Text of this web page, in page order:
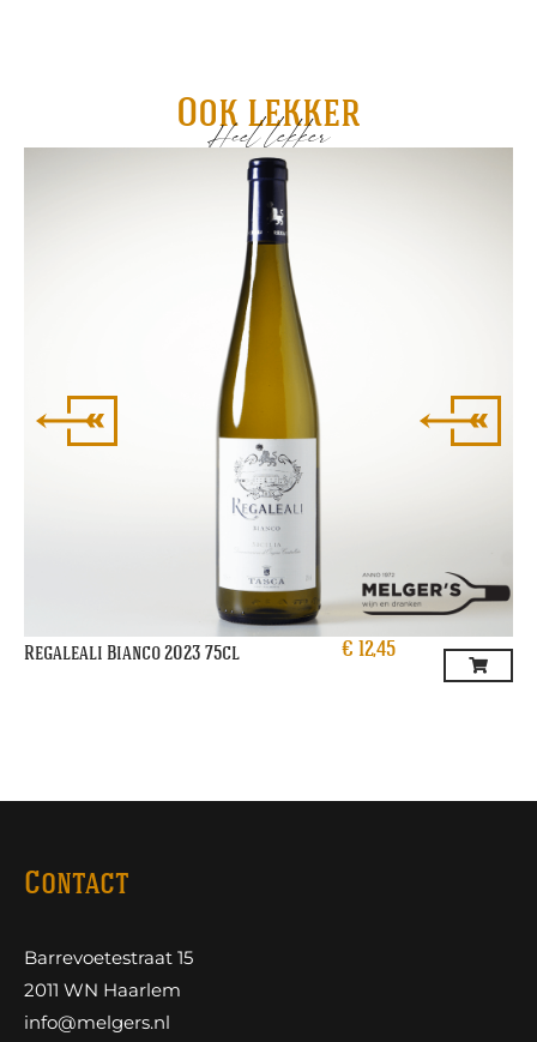
Ook lekker
Heel lekker
Regaleali Bianco 2023 75cl € 12,45
Contact
Barrevoetestraat 15
2011 WN Haarlem
info@melgers.nl